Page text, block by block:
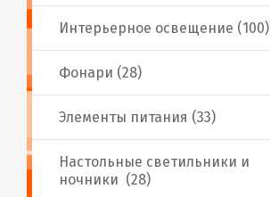
Фонари (28)
Настольные светильники и
ночники (28)
Интерьерное освещение (100)
Элементы питания (33)